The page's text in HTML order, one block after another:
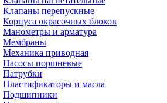
Клапаны перепускные
Корпуса окрасочных блоков
Манометры и арматура
Мембраны
Механика приводная
Насосы поршневые
Патрубки
Пластификаторы и масла
Подшипники